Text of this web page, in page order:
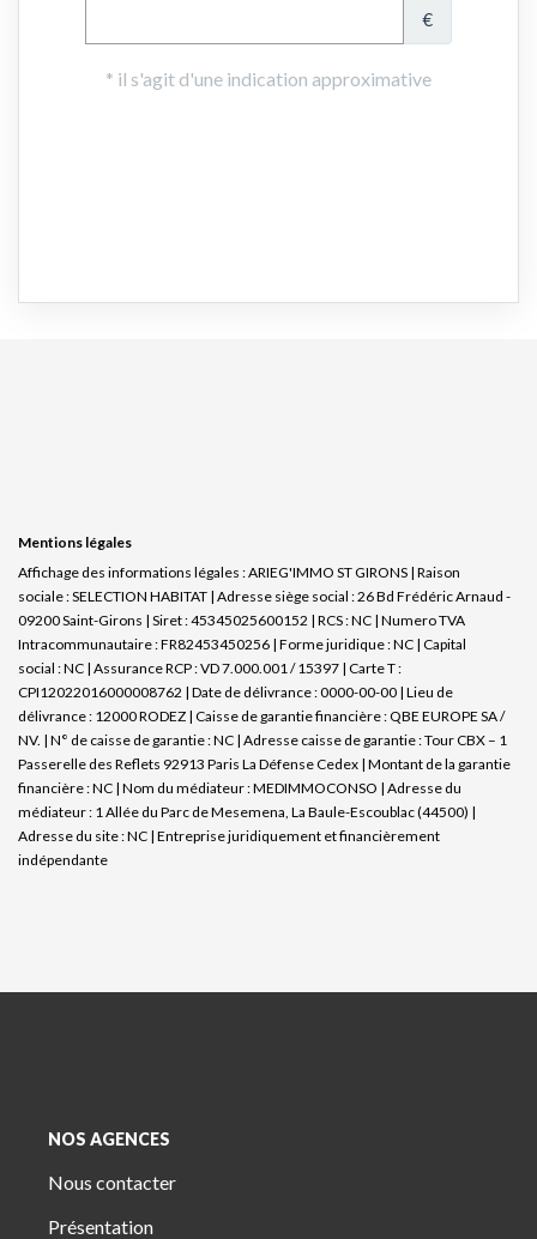
Mentions légales
Affichage des informations légales : ARIEG'IMMO ST GIRONS | Raison
sociale : SELECTION HABITAT | Adresse siège social : 26 Bd Frédéric Arnaud -
09200 Saint-Girons | Siret : 45345025600152 | RCS : NC | Numero TVA
Intracommunautaire : FR82453450256 | Forme juridique : NC | Capital
social : NC | Assurance RCP : VD 7.000.001 / 15397 | Carte T :
CPI12022016000008762 | Date de délivrance : 0000-00-00 | Lieu de
délivrance : 12000 RODEZ | Caisse de garantie financière : QBE EUROPE SA /
NV. | N° de caisse de garantie : NC | Adresse caisse de garantie : Tour CBX – 1
Passerelle des Reflets 92913 Paris La Défense Cedex | Montant de la garantie
financière : NC | Nom du médiateur : MEDIMMOCONSO | Adresse du
médiateur : 1 Allée du Parc de Mesemena, La Baule-Escoublac (44500) |
Adresse du site : NC | Entreprise juridiquement et financièrement
indépendante
NOS AGENCES
Nous contacter
Présentation